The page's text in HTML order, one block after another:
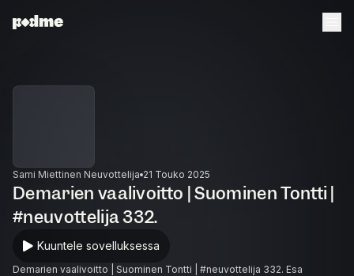
Sami Miettinen Neuvottelija 21 Touko 2025
Demarien vaalivoitto | Suominen Tontti |
#neuvottelija 332.
Kuuntele sovelluksessa
Demarien vaalivoitto | Suominen Tontti | #neuvottelija 332. Esa